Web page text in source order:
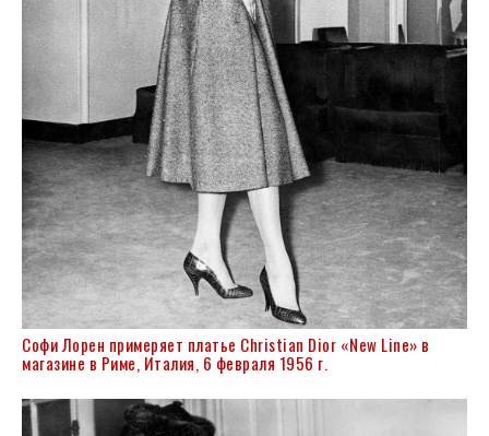
Софи Лорен примеряет платье Christian Dior «New Line» в
магазине в Риме, Италия, 6 февраля 1956 г.